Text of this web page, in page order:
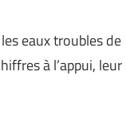
eaux troubles de
à l’appui, leur